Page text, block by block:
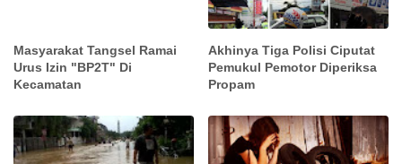
Masyarakat Tangsel Ramai
Urus Izin "BP2T" Di
Kecamatan
Akhinya Tiga Polisi Ciputat
Pemukul Pemotor Diperiksa
Propam